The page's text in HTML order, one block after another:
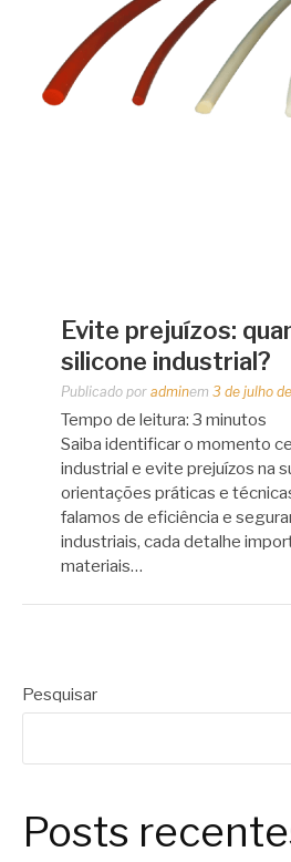
Evite prejuízos:
silicone industrial?
Publicado por adminem 3 de julho
Tempo de leitura: 3 minutos
Saiba identificar o momento
industrial e evite prejuízos na
orientações práticas e
falamos de eficiência e
industriais, cada detalhe
materiais…
Pesquisar
Posts